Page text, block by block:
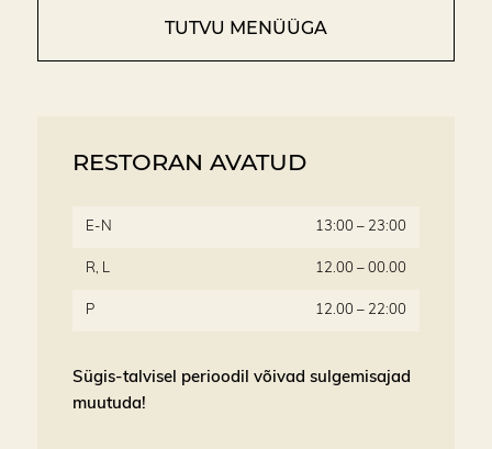
TUTVU MENÜÜGA
RESTORAN AVATUD
E-N 13:00 – 23:00
R, L 12.00 – 00.00
P 12.00 – 22:00
Sügis-talvisel perioodil võivad sulgemisajad
muutuda!